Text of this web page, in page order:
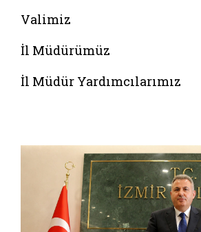
Valimiz
İl Müdürümüz
İl Müdür Yardımcılarımız